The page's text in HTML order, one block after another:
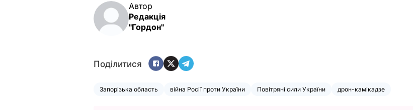
Автор
Редакція
"Гордон"
Поділитися
Запорізька область війна Росії проти України Повітряні сили України дрон-камікадзе